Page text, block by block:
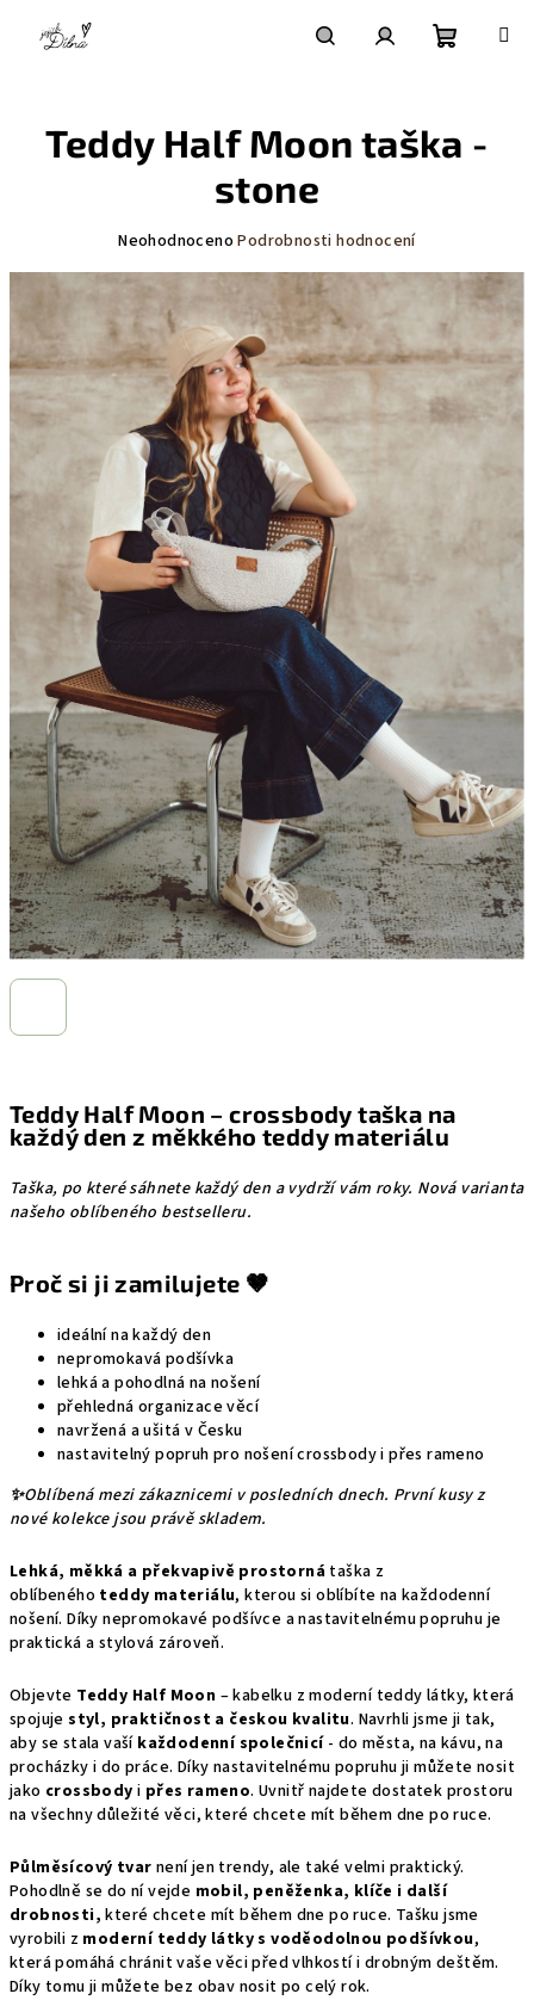
košík
Teddy Half Moon – crossbody taška na
každý den z měkkého teddy materiálu
Taška, po které sáhnete každý den a vydrží vám roky. Nová varianta
našeho oblíbeného bestselleru.
Proč si ji zamilujete 🤎
ideální na každý den
nepromokavá podšívka
lehká a pohodlná na nošení
přehledná organizace věcí
navržená a ušitá v Česku
nastavitelný popruh pro nošení crossbody i přes rameno
✨Oblíbená mezi zákaznicemi v posledních dnech. První kusy z
nové kolekce jsou právě skladem.
Lehká, měkká a překvapivě prostorná taška z
oblíbeného teddy materiálu, kterou si oblíbíte na každodenní
nošení. Díky nepromokavé podšívce a nastavitelnému popruhu je
praktická a stylová zároveň.
Objevte Teddy Half Moon – kabelku z moderní teddy látky, která
spojujestyl, praktičnost a českou kvalitu. Navrhli jsme ji tak,
aby se stala vaší každodenní společnicí- do města, na kávu, na
procházky i do práce. Díky nastavitelnému popruhu ji můžete nosit
jako crossbody i přes rameno. Uvnitř najdete dostatek prostoru
na všechny důležité věci, které chcete mít během dne po ruce.
Půlměsícový tvar není jen trendy, ale také velmi praktický.
Pohodlně se do ní vejde mobil, peněženka, klíče i další
drobnosti, které chcete mít během dne po ruce. Tašku jsme
vyrobili z moderní teddy látky s voděodolnou podšívkou,
která pomáhá chránit vaše věci před vlhkostí i drobným deštěm.
Díky tomu ji můžete bez obav nosit po celý rok.
Teddy Half Moon taška -
stone
produktu
z
5
hvězdiček.
Neohodnoceno Podrobnosti hodnocení